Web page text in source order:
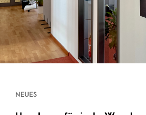
NEUES